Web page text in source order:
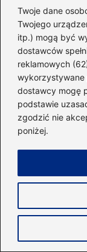
Twoje dane
Twojego
itp.) mogą być
dostawców
reklamowych
dostawcy mogę
podstawie
zgodzić nie
poniżej.
Jak
mięśni?